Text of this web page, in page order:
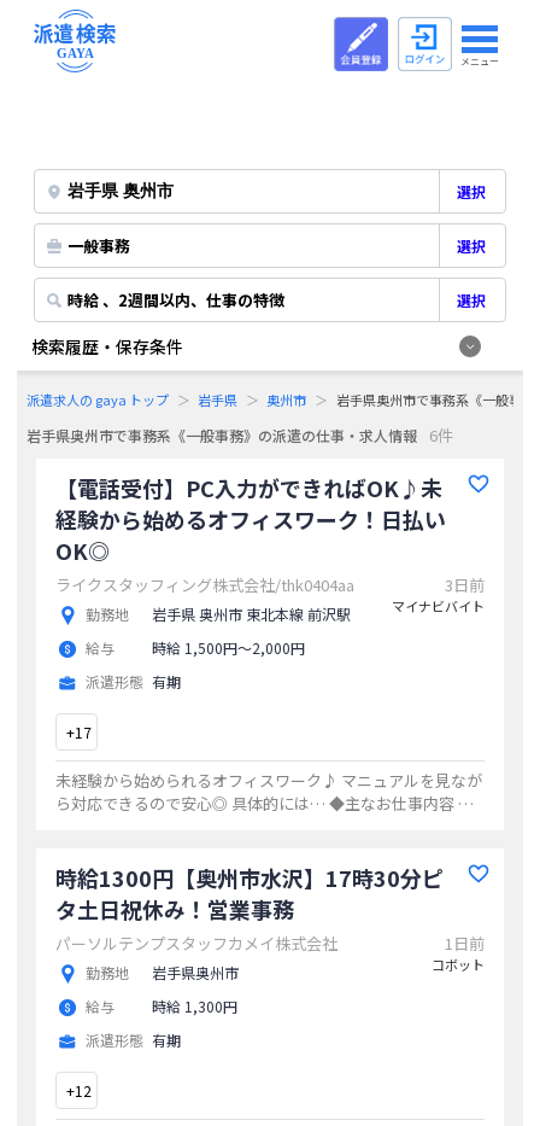
メニュー
選択
一般事務 選択
時給 、2週間以内、仕事の特徴 選択
検索履歴・保存条件
派遣求人の gaya トップ 岩手県 奥州市 岩手県奥州市で事務系《一般事
岩手県奥州市で事務系《一般事務》の派遣の仕事・求人情報 6件
【電話受付】PC入力ができればOK♪未
経験から始めるオフィスワーク！日払い
OK◎
ライクスタッフィング株式会社/thk0404aa
勤務地
岩手県 奥州市 東北本線 前沢駅
給与
時給 1,500円〜2,000円
派遣形態 有期
3日前
マイナビバイト
+17
未経験から始められるオフィスワーク♪ マニュアルを見なが
ら対応できるので安心◎ 具体的には… ◆主なお仕事内容 運
時給1300円【奥州市水沢】17時30分ピ
タ土日祝休み！営業事務
パーソルテンプスタッフカメイ株式会社
勤務地
岩手県奥州市
給与
時給 1,300円
派遣形態 有期
1日前
コボット
+12